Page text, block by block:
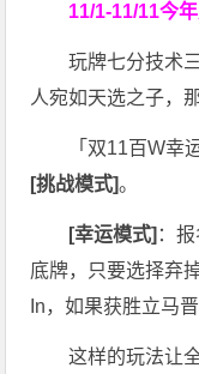
11/1-11/11今
玩牌七分技术
人宛如天选之子，
「双11百W幸
[挑战模式]。
[幸运模式] ：
底牌，只要选择弃
In，如果获胜立马
这样的玩法让